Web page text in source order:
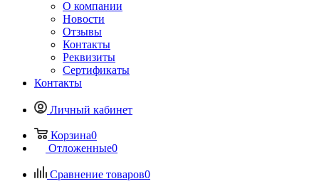
О компании
Новости
Отзывы
Контакты
Реквизиты
Сертификаты
Контакты
Личный кабинет
Корзина0
Отложенные0
Сравнение товаров0